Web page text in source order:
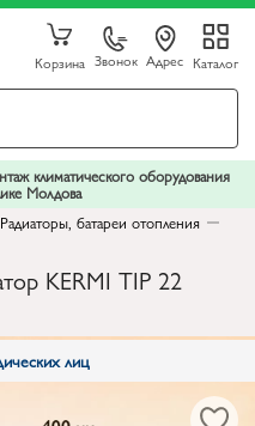
Корзина Звонок Адрес Каталог
климатического оборудования
Молдова
Радиаторы, батареи отопления
KERMI TIP 22
лиц